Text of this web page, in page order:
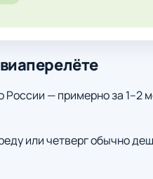
— примерно за 1–2
или четверг обычно